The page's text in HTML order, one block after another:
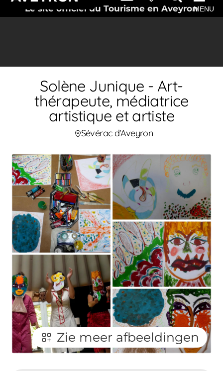
Le site officiel du Tourisme en AveyronMENU
Solène Junique - Art-
thérapeute, médiatrice
artistique et artiste
Sévérac d'Aveyron
Zie meer afbeeldingen